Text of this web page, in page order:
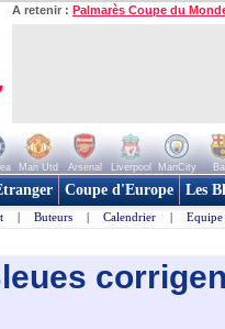
A retenir : Palmarès Coupe du
Man Utd Arsenal Liverpool ManCity
Coupe d'Europe Les
| Buteurs | Calendrier | Equipe